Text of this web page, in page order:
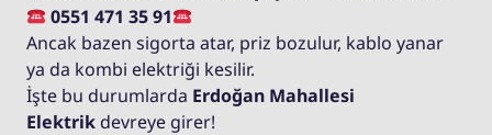
0551 471 35 91
Ancak bazen sigorta atar, priz bozulur, kablo yanar
ya da kombi elektriği kesilir.
İşte bu durumlarda Erdoğan Mahallesi
Elektrik devreye girer!